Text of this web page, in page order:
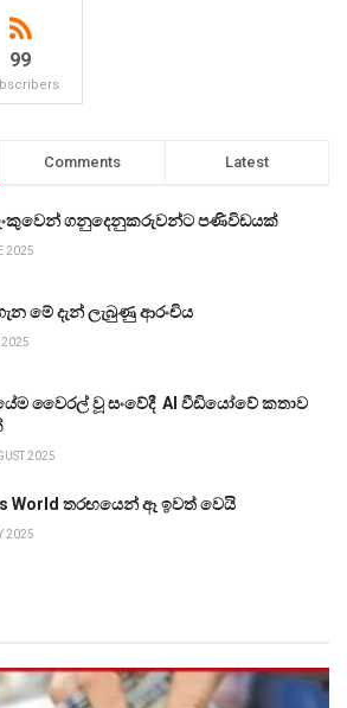
99
Comments Latest
ගනුදෙනුකරුවන්ට පණිවිඩයක්
2025
මේ දැන් ලැබුණු ආරංචිය
2025
වෛරල් වූ සංවේදී AI වීඩියෝවේ කතාව
2025
World තරඟයෙන් ඈ ඉවත් වෙයි
2025